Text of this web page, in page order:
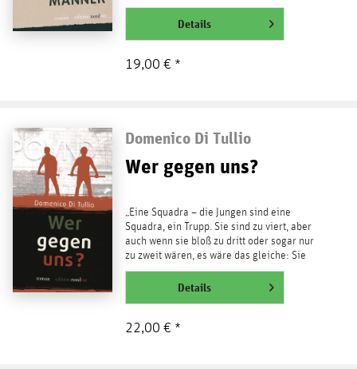
der Machtergreifung...
weiterlesenDetails
19,00 € *
Domenico Di Tullio
Wer gegen uns?
„Eine Squadra – die Jungen sind eine
Squadra, ein Trupp. Sie sind zu viert, aber
auch wenn sie bloß zu dritt oder sogar nur
zu zweit wären, es wäre das gleiche: Sie
wären ein...
weiterlesenDetails
22,00 € *